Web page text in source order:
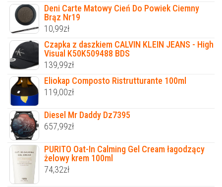
Deni Carte Matowy Cień Do Powiek Ciemny
Brąz Nr19
10,99zł
Czapka z daszkiem CALVIN KLEIN JEANS - High
Visual K50K509488 BDS
139,99zł
Eliokap Composto Ristrutturante 100ml
119,00zł
Diesel Mr Daddy Dz7395
657,99zł
PURITO Oat-In Calming Gel Cream łagodzący
żelowy krem 100ml
74,32zł